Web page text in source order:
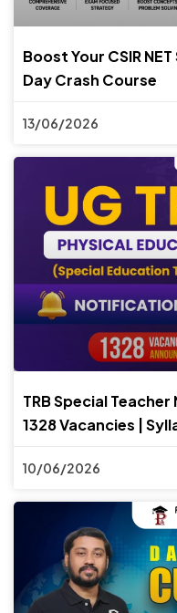
Boost Your CSIR
Day Crash Course
13/06/2026
TRB Special Teacher
1328 Vacancies |
10/06/2026